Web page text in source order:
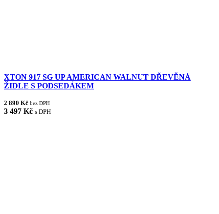
XTON 917 SG UP AMERICAN WALNUT DŘEVĚNÁ
ŽIDLE S PODSEDÁKEM
2 890 Kč bez DPH
3 497 Kč s DPH